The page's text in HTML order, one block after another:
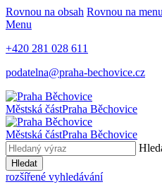
Rovnou na obsah Rovnou na menu
Menu
+420 281 028 611
podatelna@praha-bechovice.cz
Městská částPraha Běchovice
Městská částPraha Běchovice
Hledat
rozšířené vyhledávání